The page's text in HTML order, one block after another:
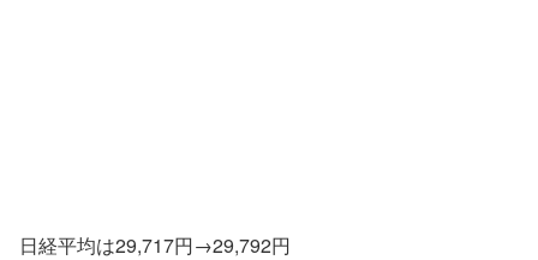
日経平均は29,717円→29,792円